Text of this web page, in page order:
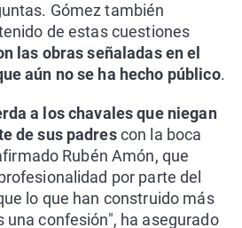
Gómez también
de estas cuestiones
las obras señaladas en el
aún no se ha hecho público.
a los chavales que niegan
de sus padrescon la boca
Rubén Amón, que
por parte del
lo que han construido más
una confesión", ha asegurado